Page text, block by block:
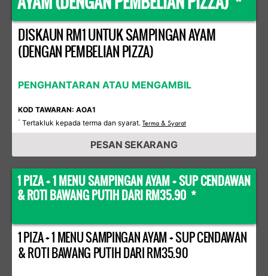
DISKAUN RM1 UNTUK SAMPINGAN AYAM
(DENGAN PEMBELIAN PIZZA)
PENGHANTARAN ATAU MENGAMBIL
KOD TAWARAN: AOA1
* Tertakluk kepada terma dan syarat. Terma & Syarat
PESAN SEKARANG
1 PIZA + 1 MENU SAMPINGAN AYAM + SUP CENDAWAN
& ROTI BAWANG PUTIH DARI RM35.90 *
1 PIZA + 1 MENU SAMPINGAN AYAM + SUP CENDAWAN
& ROTI BAWANG PUTIH DARI RM35.90